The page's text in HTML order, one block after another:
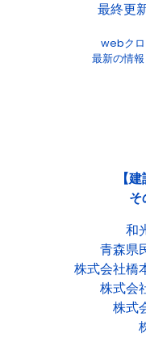
最終更
webクロ
最新の情報
【
そ
和
青森県
株式会社橋
株式会
株式